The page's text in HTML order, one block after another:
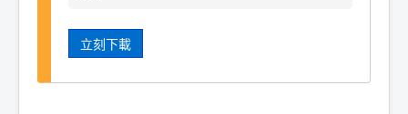
立刻下載